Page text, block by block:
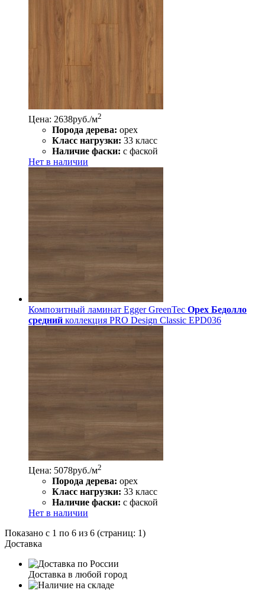
Цена: 2638руб./м2
Порода дерева: орех
Класс нагрузки: 33 класс
Наличие фаски: с фаской
Нет в наличии
Композитный ламинат Egger GreenTec Орех Бедолло
средний коллекция PRO Design Classic EPD036
Цена: 5078руб./м2
Порода дерева: орех
Класс нагрузки: 33 класс
Наличие фаски: с фаской
Нет в наличии
Показано с 1 по 6 из 6 (страниц: 1)
Доставка
Доставка в любой город